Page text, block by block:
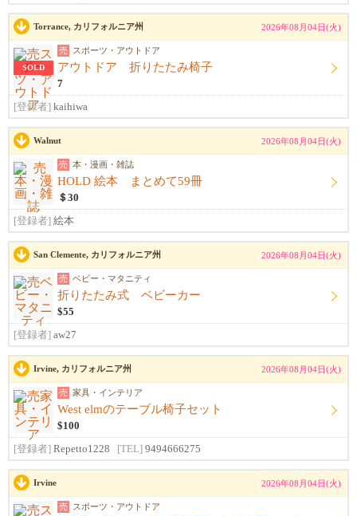
Torrance, カリフォルニア州 2026年08月04日(火)
SOLD
売 スポーツ・アウトドア
アウトドア 折りたたみ椅子
7
[登録者] kaihiwa
Walnut 2026年08月04日(火)
売 本・漫画・雑誌
HOLD 絵本 まとめて59冊
＄30
[登録者] 絵本
San Clemente, カリフォルニア州 2026年08月04日(火)
売 ベビー・マタニティ
折りたたみ式 ベビーカー
$55
[登録者] aw27
Irvine, カリフォルニア州 2026年08月04日(火)
売 家具・インテリア
West elmのテーブル椅子セット
$100
[登録者] Repetto1228 [TEL] 9494666275
Irvine 2026年08月04日(火)
売 スポーツ・アウトドア